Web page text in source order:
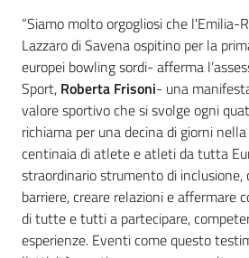
“Siamo molto orgogliosi che l'Emilia-
Lazzaro di Savena ospitino per la
europei bowling sordi- afferma
Sport, Roberta Frisoni- una
valore sportivo che si svolge ogni
richiama per una decina di giorni
centinaia di atlete e atleti da tutta
straordinario strumento di inclusione,
barriere, creare relazioni e affermare
di tutte e tutti a partecipare,
esperienze. Eventi come questo